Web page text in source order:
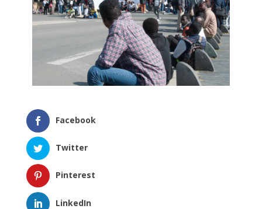
Facebook
Twitter
Pinterest
LinkedIn